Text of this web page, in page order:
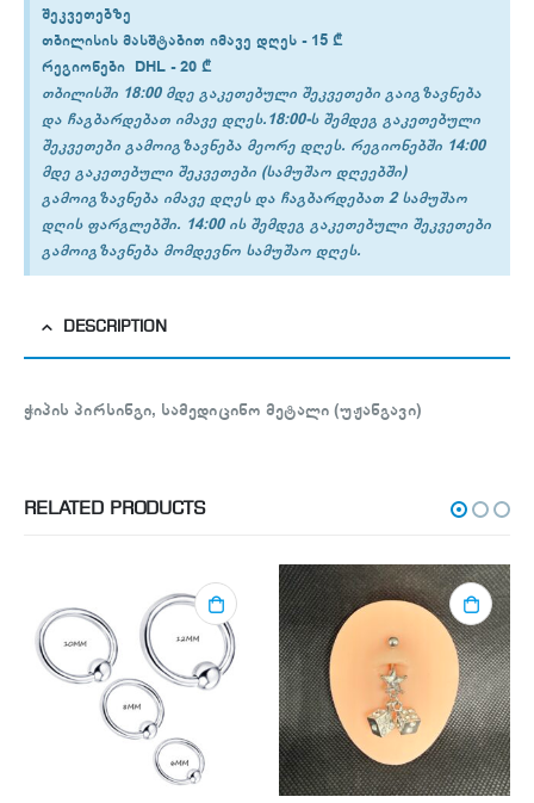
შეკვეთებზე
თბილისის მასშტაბით იმავე დღეს -15 ₾
რეგიონები DHL -20 ₾
თბილისში 18:00 მდე გაკეთებული შეკვეთები გაიგზავნება
და ჩაგბარდებათ იმავე დღეს.18:00-ს შემდეგ გაკეთებული
შეკვეთები გამოიგზავნება მეორე დღეს. რეგიონებში 14:00
მდე გაკეთებული შეკვეთები (სამუშაო დღეებში)
გამოიგზავნება იმავე დღეს და ჩაგბარდებათ 2 სამუშაო
დღის ფარგლებში. 14:00 ის შემდეგ გაკეთებული შეკვეთები
გამოიგზავნება მომდევნო სამუშაო დღეს.
DESCRIPTION
ჭიპის პირსინგი, სამედიცინო მეტალი (უჟანგავი)
RELATED PRODUCTS